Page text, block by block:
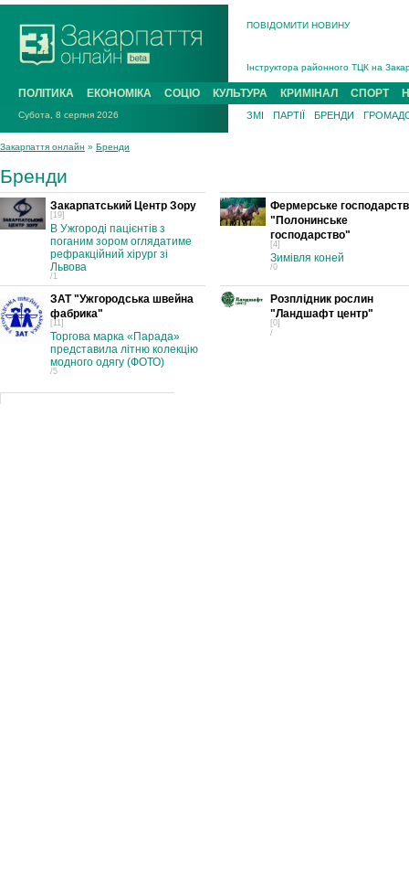
ПОВІДОМИТИ НОВИНУ
Інструктора районного ТЦК на
В Ужгороді попрощаються із
В Ужгороді 5 серпня
Підтвердили загибель захисника
ПОЛІТИКА ЕКОНОМІКА СОЦІО КУЛЬТУРА КРИМІНАЛ СПОРТ
Субота, 8 серпня 2026 ЗМІ ПАРТІЇ БРЕНДИ
Закарпаття онлайн » Бренди
Бренди
Закарпатський Центр Зору
[19]
В Ужгороді пацієнтів з
поганим зором оглядатиме
рефракційний хірург зі
Львова
/1
Фермерське
"Полонинське
господарство"
[4]
Зимівля коней
/0
ЗАТ "Ужгородська швейна
фабрика"
[11]
Торгова марка «Парада»
представила літню колекцію
модного одягу (ФОТО)
/5
Розплідник рослин
"Ландшафт центр"
[0]
/